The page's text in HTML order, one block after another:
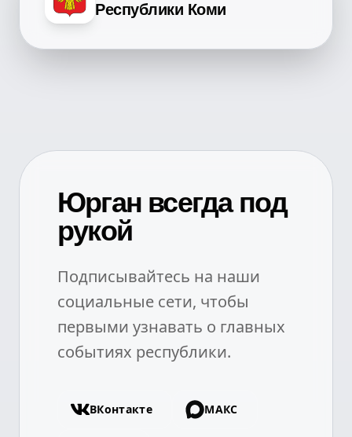
Республики Коми
Юрган всегда под
рукой
Подписывайтесь на наши
социальные сети, чтобы
первыми узнавать о главных
событиях республики.
ВКонтакте МАКС